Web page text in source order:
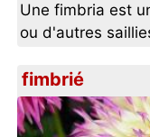
Une fimbria est
ou d'autres
fimbrié